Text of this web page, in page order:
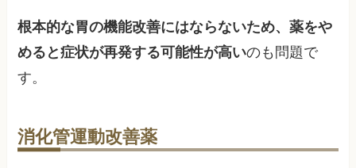
根本的な胃の機能改善にはならないため、薬をや
めると症状が再発する可能性が高いのも問題で
す。
消化管運動改善薬